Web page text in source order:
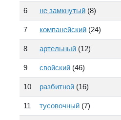
6 не замкнутый (8)
7 компанейский (24)
8 артельный (12)
9 свойский (46)
10 разбитной (16)
11 тусовочный (7)